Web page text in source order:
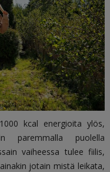
kcal energioita ylös,
paremmalla puolella
vaiheessa tulee fiilis,
jotain mistä leikata,